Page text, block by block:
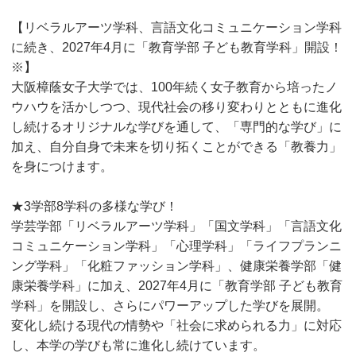
【リベラルアーツ学科、言語文化コミュニケーション学科
に続き、2027年4月に「教育学部 子ども教育学科」開設！
※】
大阪樟蔭女子大学では、100年続く女子教育から培ったノ
ウハウを活かしつつ、現代社会の移り変わりとともに進化
し続けるオリジナルな学びを通して、「専門的な学び」に
加え、自分自身で未来を切り拓くことができる「教養力」
を身につけます。
★3学部8学科の多様な学び！
学芸学部「リベラルアーツ学科」「国文学科」「言語文化
コミュニケーション学科」「心理学科」「ライフプランニ
ング学科」「化粧ファッション学科」、健康栄養学部「健
康栄養学科」に加え、2027年4月に「教育学部 子ども教育
学科」を開設し、さらにパワーアップした学びを展開。
変化し続ける現代の情勢や「社会に求められる力」に対応
し、本学の学びも常に進化し続けています。